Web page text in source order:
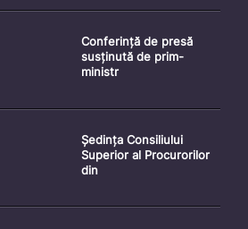
Conferință de presă
susținută de prim-
ministr
Ședința Consiliului
Superior al Procurorilor
din